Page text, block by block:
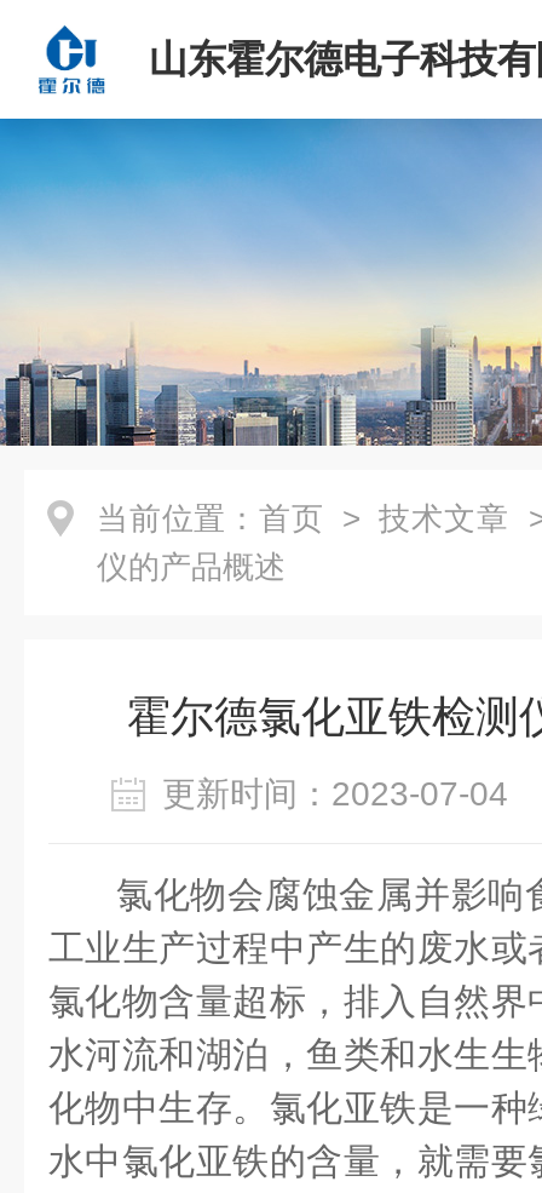
山东霍尔德电子科技
当前位置： 首页 > 技术文章
仪的产品概述
霍尔德氯化亚铁检测
更新时间：2023-07-
氯化物会腐蚀金属并影响
工业生产过程中产生的废水
氯化物含量超标，排入自然
水河流和湖泊，鱼类和水生
化物中生存。氯化亚铁是一
水中氯化亚铁的含量，就需